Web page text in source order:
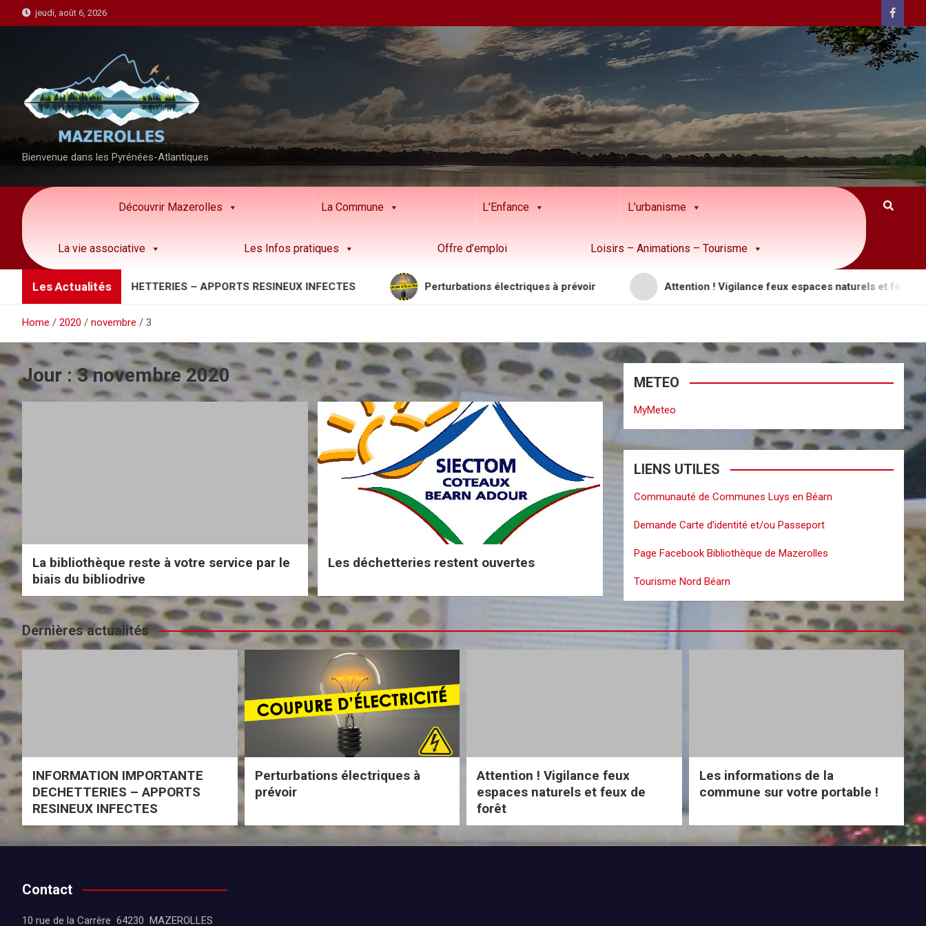
k
jeudi, août 6, 2026
Bienvenue dans les Pyrénées-Atlantiques
Découvrir Mazerolles La Commune L'Enfance L’urbanisme
La vie associative Les Infos pratiques Offre d’emploi Loisirs – Animations – Tourisme
Les Actualités
IMPORTANTE DECHETTERIES – APPORTS RESINEUX INFECTES Perturbations électriques à prévoir Attention ! Vigilance feux espaces naturels et feux de forêt
Home 2020 novembre 3
Jour :3 novembre 2020
La bibliothèque reste à votre service par le
biais du bibliodrive
Les déchetteries restent ouvertes
METEO
MyMeteo
LIENS UTILES
Communauté de Communes Luys en Béarn
Demande Carte d’identité et/ou Passeport
Page Facebook Bibliothèque de Mazerolles
Tourisme Nord Béarn
Dernières actualités
INFORMATION IMPORTANTE
DECHETTERIES – APPORTS
RESINEUX INFECTES
Perturbations électriques à
prévoir
Attention ! Vigilance feux
espaces naturels et feux de
forêt
Les informations de la
commune sur votre portable !
Contact
10 rue de la Carrère 64230 MAZEROLLES